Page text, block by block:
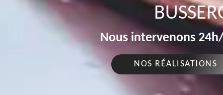
Nous intervenons
NOS RÉALISATIONS